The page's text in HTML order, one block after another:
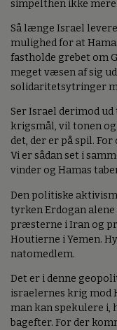
simpelthen ikke mere.
Så længe Israel
mulighed for at
fastholde grebet om
meget væsen af sig
solidaritetsytringer
Ser Israel derimod
krigsmål, vil tonen
det, der er på spil.
Vi er sådan set i
vinder og Hamas
Den politiske
tyrken Erdogan
præsterne i Iran og
Houtierne i Yemen.
natomedlem.
Det er i denne
israelernes krig mod
man kan spekulere i,
bagefter. For der